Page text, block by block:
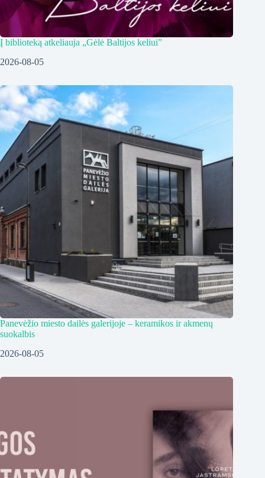
Į biblioteką atkeliauja „Gėlė Baltijos keliui”
2026-08-05
Panevėžio miesto dailės galerijoje – keramikos ir akmenų
suokalbis
2026-08-05